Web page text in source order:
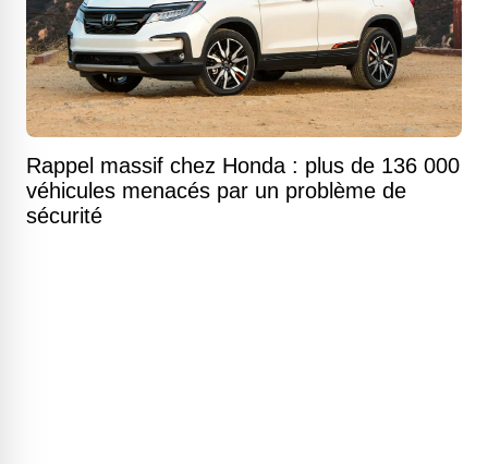
Rappel massif chez Honda : plus de 136 000
véhicules menacés par un problème de
sécurité